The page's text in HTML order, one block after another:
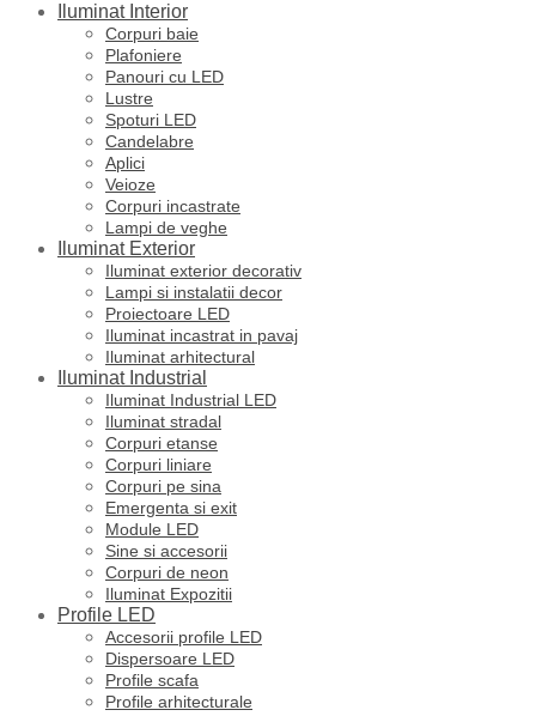
Iluminat Interior
Corpuri baie
Plafoniere
Panouri cu LED
Lustre
Spoturi LED
Candelabre
Aplici
Veioze
Corpuri incastrate
Lampi de veghe
Iluminat Exterior
Iluminat exterior decorativ
Lampi si instalatii decor
Proiectoare LED
Iluminat incastrat in pavaj
Iluminat arhitectural
Iluminat Industrial
Iluminat Industrial LED
Iluminat stradal
Corpuri etanse
Corpuri liniare
Corpuri pe sina
Emergenta si exit
Module LED
Sine si accesorii
Corpuri de neon
Iluminat Expozitii
Profile LED
Accesorii profile LED
Dispersoare LED
Profile scafa
Profile arhitecturale